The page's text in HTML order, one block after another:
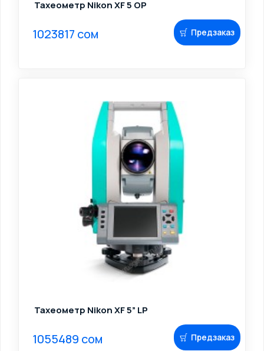
Тахеометр Nikon XF 5 OP
1023817 сом Предзаказ
Тахеометр Nikon XF 5” LP
1055489 сом Предзаказ